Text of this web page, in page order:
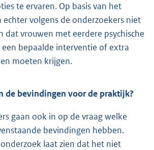
te ervaren. Op basis van het
echter volgens de onderzoekers niet
dat vrouwen met eerdere psychische
bepaalde interventie of extra
moeten krijgen.
de bevindingen voor de praktijk?
gaan ook in op de vraag welke
bevindingen hebben.
laat zien dat het niet